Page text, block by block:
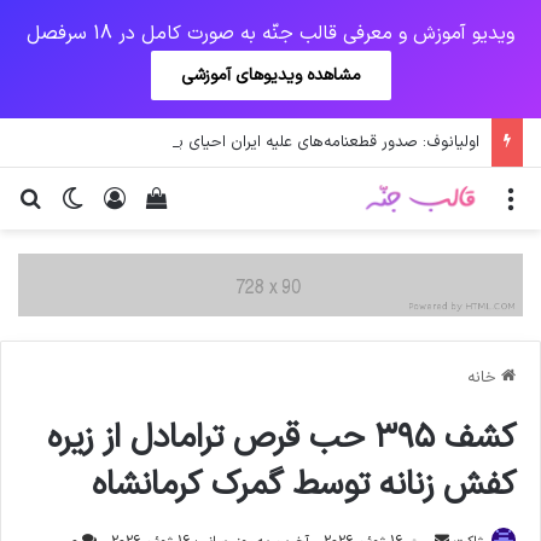
ویدیو آموزش و معرفی قالب جنّه به صورت کامل در 18 سرفصل
مشاهده ویدیوهای آموزشی
اولیانوف: صدور قطعنامه‌های علیه ایران احیای برجام را دشوار می‌کند
تغییر ورود
دیدن سبد خرید منو
خانه
کشف ۳۹۵ حب قرص ترامادل از زیره
کفش زنانه توسط گمرک کرمانشاه